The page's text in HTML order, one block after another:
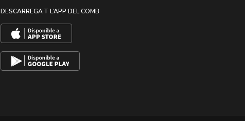
DESCARREGA’T L’APP DEL COMB